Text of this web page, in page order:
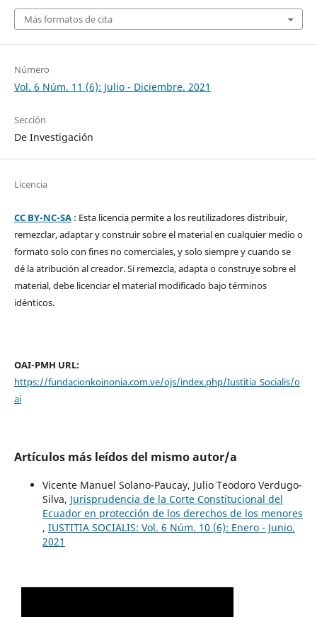
Más formatos de cita
Número
Vol. 6 Núm. 11 (6): Julio - Diciembre. 2021
Sección
De Investigación
Licencia
CC BY-NC-SA: Esta licencia permite a los reutilizadores distribuir,
remezclar, adaptar y construir sobre el material en cualquier medio o
formato solo con fines no comerciales, y solo siempre y cuando se
dé la atribución al creador. Si remezcla, adapta o construye sobre el
material, debe licenciar el material modificado bajo términos
idénticos.
OAI-PMH URL:
https://fundacionkoinonia.com.ve/ojs/index.php/Iustitia_Socialis/o
ai
Artículos más leídos del mismo autor/a
Vicente Manuel Solano-Paucay, Julio Teodoro Verdugo-
Silva, Jurisprudencia de la Corte Constitucional del
Ecuador en protección de los derechos de los menores
, IUSTITIA SOCIALIS: Vol. 6 Núm. 10 (6): Enero - Junio.
2021